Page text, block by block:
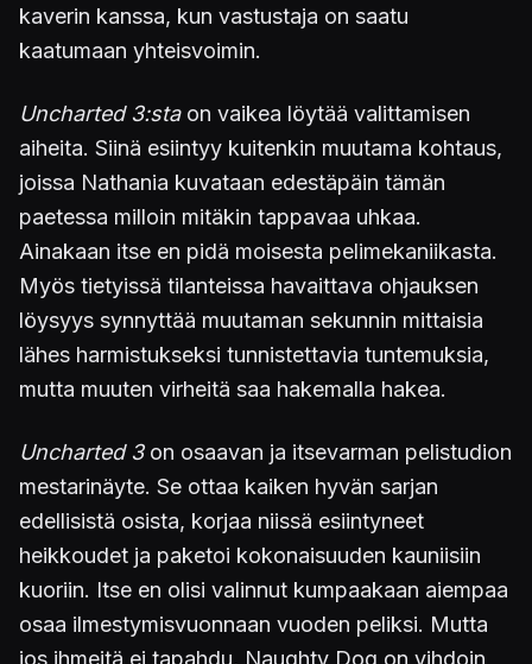
kaverin kanssa, kun vastustaja on saatu
kaatumaan yhteisvoimin.
Uncharted 3:staon vaikea löytää valittamisen
aiheita. Siinä esiintyy kuitenkin muutama kohtaus,
joissa Nathania kuvataan edestäpäin tämän
paetessa milloin mitäkin tappavaa uhkaa.
Ainakaan itse en pidä moisesta pelimekaniikasta.
Myös tietyissä tilanteissa havaittava ohjauksen
löysyys synnyttää muutaman sekunnin mittaisia
lähes harmistukseksi tunnistettavia tuntemuksia,
mutta muuten virheitä saa hakemalla hakea.
Uncharted 3on osaavan ja itsevarman pelistudion
mestarinäyte. Se ottaa kaiken hyvän sarjan
edellisistä osista, korjaa niissä esiintyneet
heikkoudet ja paketoi kokonaisuuden kauniisiin
kuoriin. Itse en olisi valinnut kumpaakaan aiempaa
osaa ilmestymisvuonnaan vuoden peliksi. Mutta
jos ihmeitä ei tapahdu, Naughty Dog on vihdoin